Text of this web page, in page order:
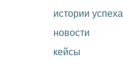
истории успеха
новости
кейсы